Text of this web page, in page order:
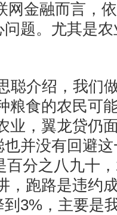
金融而言，依
题。尤其是
介绍，我们
粮食的农民可
业，翼龙贷仍
并没有回避
百分之八九十
，跑路是违约
3%，主要是